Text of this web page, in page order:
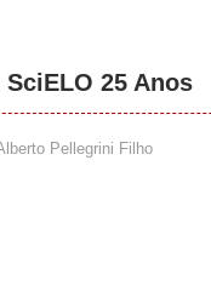
25 Anos
Pellegrini Filho